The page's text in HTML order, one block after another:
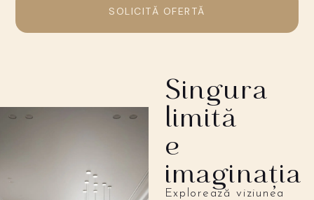
SOLICITĂ OFERTĂ
Singura
limită
e
imaginația
Explorează viziunea